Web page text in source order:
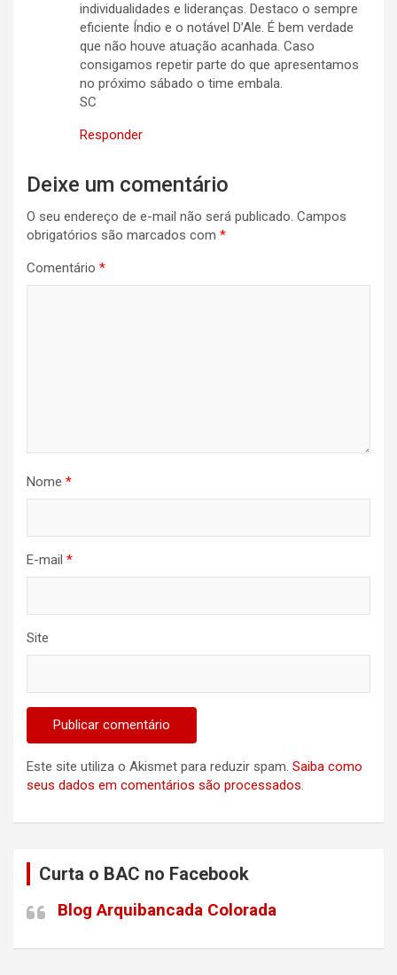
individualidades e lideranças. Destaco o sempre
eficiente Índio e o notável D’Ale. É bem verdade
que não houve atuação acanhada. Caso
consigamos repetir parte do que apresentamos
no próximo sábado o time embala.
SC
Responder
Deixe um comentário
O seu endereço de e-mail não será publicado. Campos
obrigatórios são marcados com *
Comentário *
Nome *
E-mail *
Site
Este site utiliza o Akismet para reduzir spam. Saiba como
seus dados em comentários são processados.
Curta o BAC no Facebook
Blog Arquibancada Colorada